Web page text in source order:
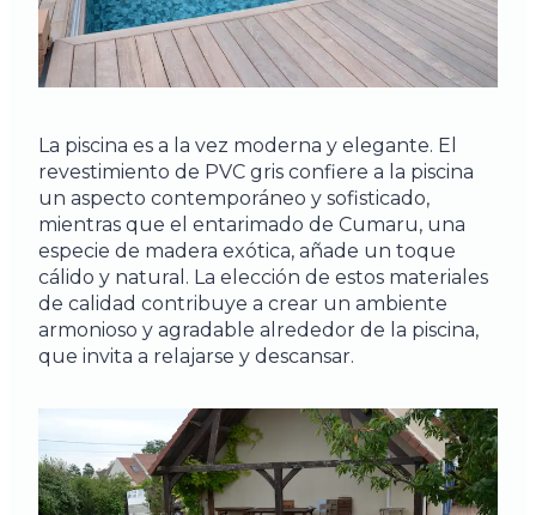
La piscina es a la vez moderna y elegante. El
revestimiento de PVC gris confiere a la piscina
un aspecto contemporáneo y sofisticado,
mientras que el entarimado de Cumaru, una
especie de madera exótica, añade un toque
cálido y natural. La elección de estos materiales
de calidad contribuye a crear un ambiente
armonioso y agradable alrededor de la piscina,
que invita a relajarse y descansar.